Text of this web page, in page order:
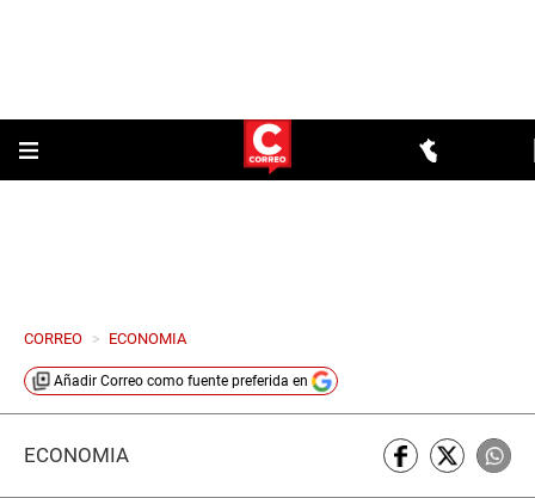
CORREO > ECONOMIA
Añadir Correo como fuente preferida en
ECONOMÍA